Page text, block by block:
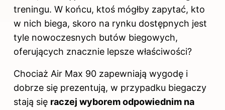
treningu. W końcu, ktoś mógłby zapytać, kto
w nich biega, skoro na rynku dostępnych jest
tyle nowoczesnych butów biegowych,
oferujących znacznie lepsze właściwości?
Chociaż Air Max 90 zapewniają wygodę i
dobrze się prezentują, w przypadku biegaczy
stają się raczej wyborem odpowiednim na